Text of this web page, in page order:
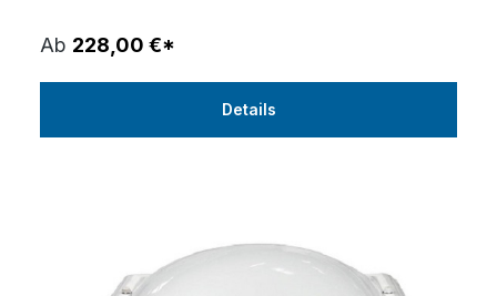
Ab 228,00 €*
Details